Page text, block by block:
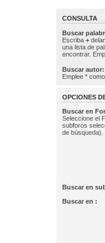
CONSULTA
Buscar
Escriba +
una lista de
encontrar.
Buscar autor:
Emplee *
OPCIONES
Buscar en
Seleccione el
subforos
de búsqueda).
Buscar en
Buscar en :